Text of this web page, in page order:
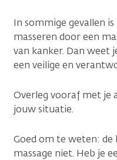
In sommige gevallen
masseren door een
van kanker. Dan weet
een veilige en
Overleg vooraf met je
jouw situatie.
Goed om te weten: de
massage niet. Heb je